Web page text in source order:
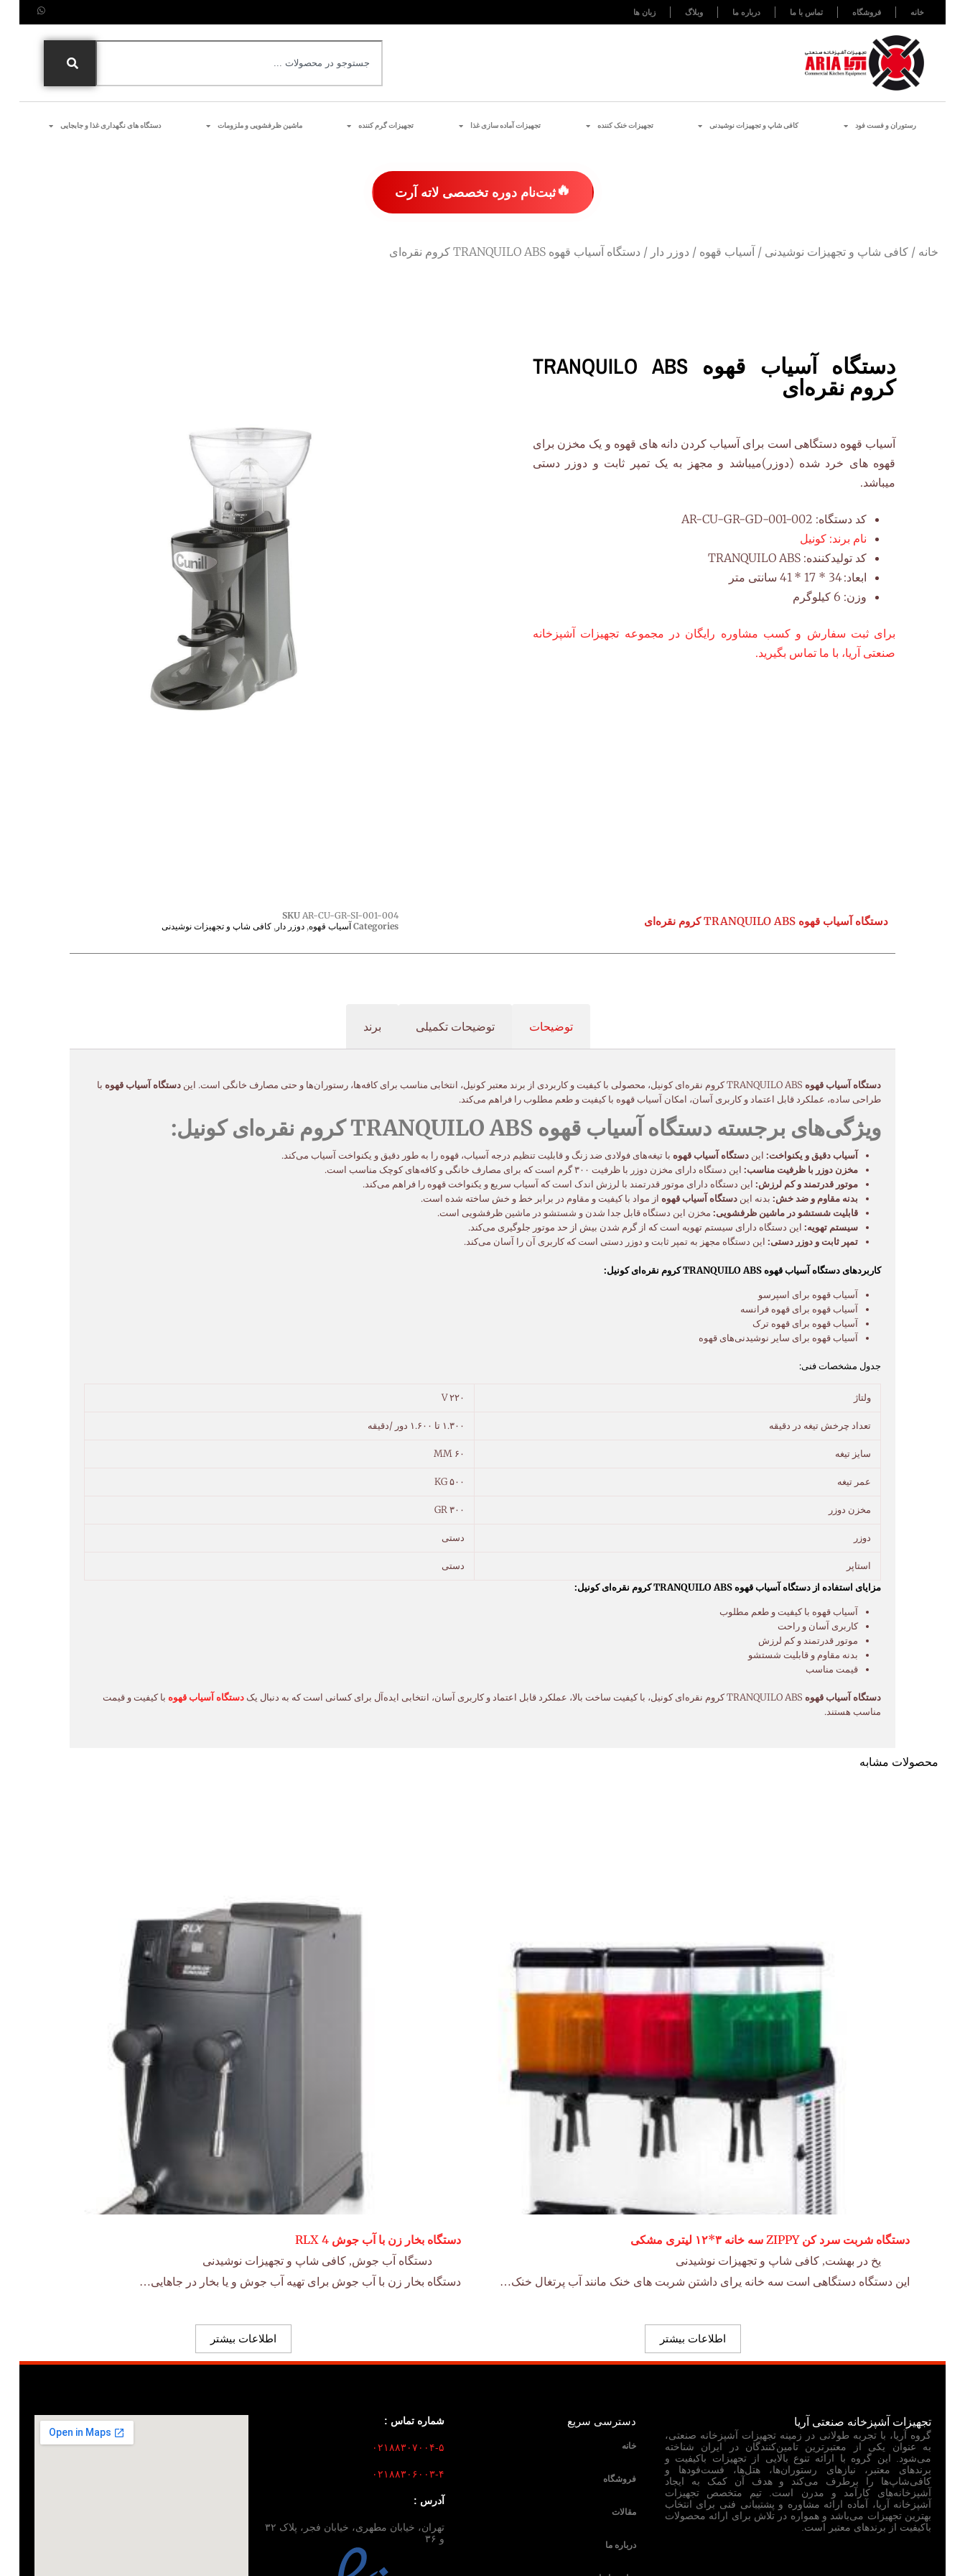
خانه فروشگاه تماس با ما درباره ما وبلاگ زبان ها
رستوران و فست فود کافی شاپ و تجهیزات نوشیدنی تجهیزات خنک کننده تجهیزات آماده سازی غذا تجهیزات گرم کننده ماشین ظرفشویی و ملزومات دستگاه های نگهداری غذا و جابجایی
🔥ثبت‌نام دوره تخصصی لاته آرت
خانه / کافی شاپ و تجهیزات نوشیدنی / آسیاب قهوه / دوزر دار / دستگاه آسیاب قهوه TRANQUILO ABS کروم نقره‌ای
دستگاه آسیاب قهوه TRANQUILO ABS
کروم نقره‌ای
آسیاب قهوه دستگاهی است برای آسیاب کردن دانه های قهوه و یک مخزن برای
قهوه های خرد شده (دوزر)میباشد و مجهز به یک تمپر ثابت و دوزر دستی
میباشد.
کد دستگاه: AR-CU-GR-GD-001-002
نام برند: کونیل
کد تولیدکننده: TRANQUILO ABS
ابعاد:34 * 17 * 41 سانتی متر
وزن: 6 کیلوگرم
برای ثبت سفارش و کسب مشاوره رایگان در مجموعه تجهیزات آشپزخانه
صنعتی آریا، با ما تماس بگیرید.
دستگاه آسیاب قهوه TRANQUILO ABS کروم نقره‌ای SKUAR-CU-GR-SI-001-004
Categories آسیاب قهوه, دوزر دار , کافی شاپ و تجهیزات نوشیدنی
توضیحات توضیحات تکمیلی برند
دستگاه آسیاب قهوه دستگاه آسیاب قهوه با
طراحی ساده، عملکرد قابل اعتماد و کاربری آسان، امکان آسیاب قهوه با کیفیت و طعم مطلوب را فراهم می‌کند.
ویژگی‌های برجسته دستگاه آسیاب قهوه TRANQUILO ABS کروم نقره‌ای کونیل:
آسیاب دقیق و یکنواخت: ایندستگاه آسیاب قهوه با تیغه‌های فولادی ضد زنگ و قابلیت تنظیم درجه آسیاب، قهوه را به طور دقیق و یکنواخت آسیاب می‌کند.
مخزن دوزر با ظرفیت مناسب: این دستگاه دارای مخزن دوزر با ظرفیت ۳۰۰ گرم است که برای مصارف خانگی و کافه‌های کوچک مناسب است.
موتور قدرتمند و کم لرزش: این دستگاه دارای موتور قدرتمند با لرزش اندک است که آسیاب سریع و یکنواخت قهوه را فراهم می‌کند.
بدنه مقاوم و ضد خش: بدنه ایندستگاه آسیاب قهوه از مواد با کیفیت و مقاوم در برابر خط و خش ساخته شده است.
قابلیت شستشو در ماشین ظرفشویی: مخزن این دستگاه قابل جدا شدن و شستشو در ماشین ظرفشویی است.
سیستم تهویه: این دستگاه دارای سیستم تهویه است که از گرم شدن بیش از حد موتور جلوگیری می‌کند.
تمپر ثابت و دوزر دستی: این دستگاه مجهز به تمپر ثابت و دوزر دستی است که کاربری آن را آسان می‌کند.
کاربردهای دستگاه آسیاب قهوه TRANQUILO ABS کروم نقره‌ای کونیل:
آسیاب قهوه برای اسپرسو
آسیاب قهوه برای قهوه فرانسه
آسیاب قهوه برای قهوه ترک
آسیاب قهوه برای سایر نوشیدنی‌های قهوه
جدول مشخصات فنی:
ولتاژ ۲۲۰ V
تعداد چرخش تیغه در دقیقه ۱.۳۰۰ تا ۱.۶۰۰ دور /دقیقه
سایز تیغه ۶۰ MM
عمر تیغه ۵۰۰ KG
مخزن دوزر ۳۰۰ GR
دوزر دستی
استاپر
دستی
مزایای استفاده از دستگاه آسیاب قهوه TRANQUILO ABS کروم نقره‌ای کونیل:
آسیاب قهوه با کیفیت و طعم مطلوب
کاربری آسان و راحت
موتور قدرتمند و کم لرزش
بدنه مقاوم و قابلیت شستشو
قیمت مناسب
دستگاه آسیاب قهوه دستگاه آسیاب قهوه با کیفیت و قیمت
مناسب هستند.
محصولات مشابه
دستگاه شربت سرد کن ZIPPY سه خانه ۳*۱۲ لیتری مشکی
یخ در بهشت, کافی شاپ و تجهیزات نوشیدنی
این دستگاه دستگاهی است سه خانه یرای داشتن شربت های خنک مانند آب پرتغال خنک…
اطلاعات بیشتر
دستگاه بخار زن با آب جوش RLX 4
دستگاه آب جوش, کافی شاپ و تجهیزات نوشیدنی
دستگاه بخار زن با آب جوش برای تهیه آب جوش و یا بخار در جاهایی…
اطلاعات بیشتر
تجهیزات آشپزخانه صنعتی آریا
گروه آریا، با تجربه طولانی در زمینه تجهیزات آشپزخانه صنعتی،
به عنوان یکی از معتبرترین تامین‌کنندگان در ایران شناخته
می‌شود. این گروه با ارائه تنوع بالایی از تجهیزات باکیفیت و
برندهای معتبر، نیازهای رستوران‌ها، هتل‌ها، فست‌فودها و
کافی‌شاپ‌ها را برطرف می‌کند و هدف آن کمک به ایجاد
آشپزخانه‌های کارآمد و مدرن است. تیم متخصص تجهیزات
آشپزخانه آریا، آماده ارائه مشاوره و پشتیبانی فنی برای انتخاب
بهترین تجهیزات می‌باشد و همواره در تلاش برای ارائه محصولات
باکیفیت از برندهای معتبر است.
دسترسی سریع
خانه
فروشگاه
مقالات
درباره ما
شماره تماس :
۰۲۱۸۸۳۰۷۰۰۴-۵
۰۲۱۸۸۳۰۶۰۰۳-۴
آدرس :
تهران، خیابان مطهری، خیابان فجر، پلاک ۳۲
و ۳۶